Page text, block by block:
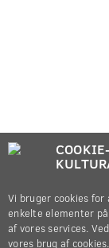
Vi bruger cookies for
enkelte elementer
af vores services.
vores brug af cookies.